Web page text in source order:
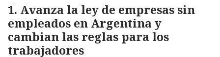
Avanza la ley de empresas sin
empleados en Argentina y
cambian las reglas para los
trabajadores